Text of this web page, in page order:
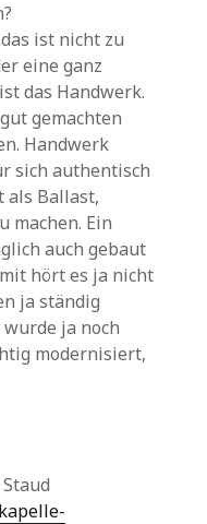
ist nicht zu
eine ganz
das Handwerk.
gemachten
Handwerk
sich authentisch
als Ballast,
machen. Ein
auch gebaut
hört es ja nicht
ja ständig
ja noch
modernisiert,